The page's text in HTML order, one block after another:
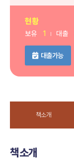
현황
보유 1 대출
대출가능
책소개
책소개